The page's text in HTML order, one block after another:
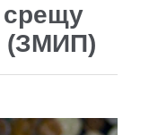
срещу
(ЗМИП)